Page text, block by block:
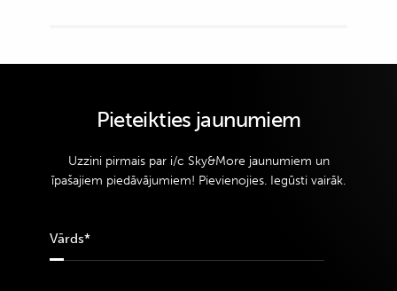
Pieteikties jaunumiem
Uzzini pirmais par i/c Sky&More jaunumiem un
īpašajiem piedāvājumiem! Pievienojies. Iegūsti vairāk.